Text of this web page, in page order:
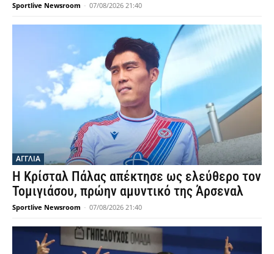
Sportlive Newsroom - 07/08/2026 21:40
ΑΓΓΛΙΑ
Η Κρίσταλ Πάλας απέκτησε ως ελεύθερο τον
Τομιγιάσου, πρώην αμυντικό της Άρσεναλ
Sportlive Newsroom - 07/08/2026 21:40